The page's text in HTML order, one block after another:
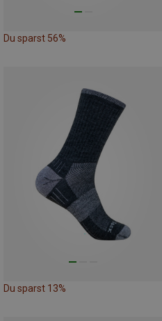
Du sparst 56%
Du sparst 13%